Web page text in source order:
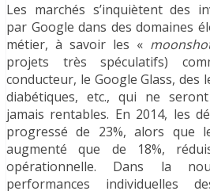
Les marchés s’inquiètent des
par Google dans des domaines
métier, à savoir les «
projets très spéculatifs)
conducteur, le Google Glass, des
diabétiques, etc., qui ne
jamais rentables. En 2014, les
progressé de 23%, alors que
augmenté que de 18%,
opérationnelle. Dans la
performances individuelles